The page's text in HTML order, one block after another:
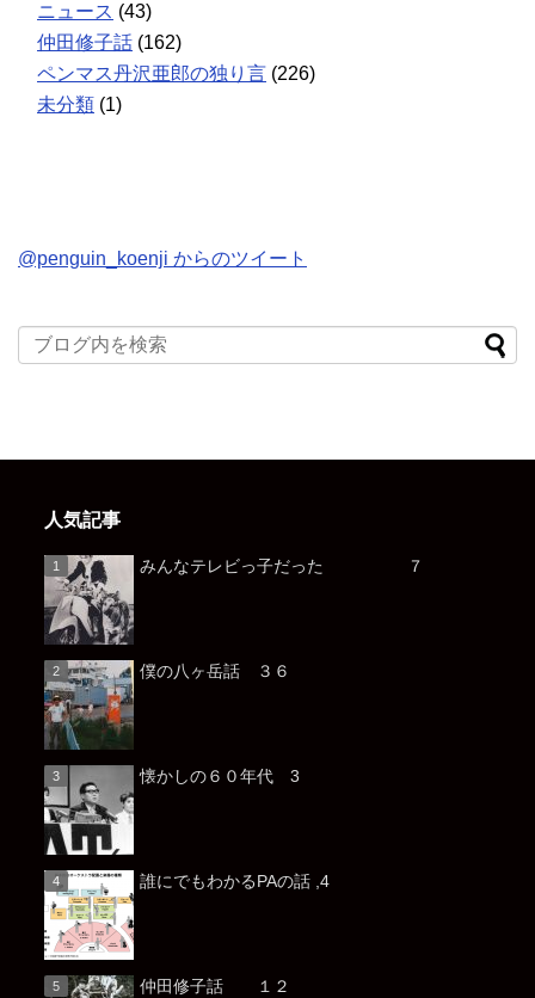
ニュース (43)
仲田修子話 (162)
ペンマス丹沢亜郎の独り言 (226)
未分類 (1)
@penguin_koenji からのツイート
人気記事
みんなテレビっ子だった ７
僕の八ヶ岳話 ３６
懐かしの６０年代 3
誰にでもわかるPAの話 ,4
仲田修子話 １２